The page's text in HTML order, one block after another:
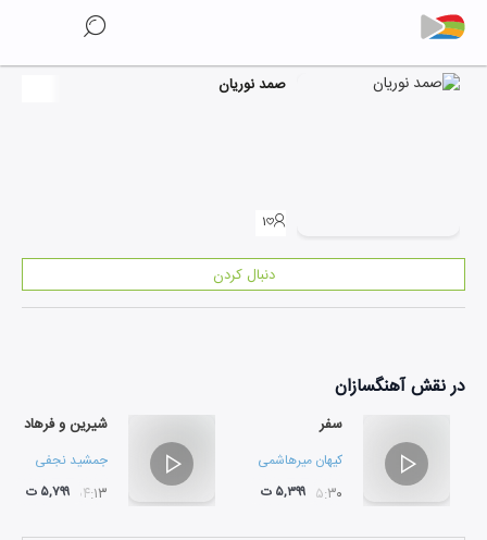
صمد نوریان
۱
دنبال کردن
در نقشآهنگسازان
سفر
کیهان میرهاشمی
۰۵:۳۰ ۵,۳۹۹ ت
شیرین و فرهاد
جمشید نجفی
۰۴:۱۳ ۵,۷۹۹ ت